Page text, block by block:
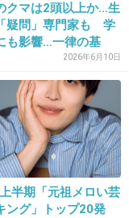
-3
入っちゃうの
-0
クマは2頭以上か…生
疑問」専門家も 学
も影響…一律の基
2026年6月10日
半期「元祖メロい芸
ング」トップ20発